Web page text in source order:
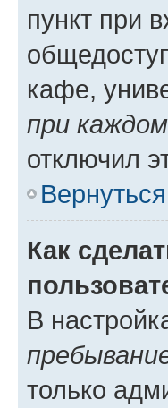
пункт при
кафе,
при
отключил
Как
В
только